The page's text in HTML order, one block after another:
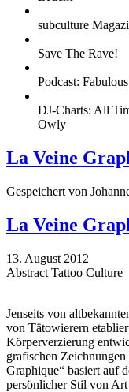
subculture
Save The Rave!
Podcast:
DJ-Charts: All
Owly
La Veine
Gespeichert von
La Veine
13. August 2012
Abstract Tattoo Culture
Jenseits von
von Tätowierern
Körperverzierung
grafischen
Graphique“ basiert auf
persönlicher Stil von